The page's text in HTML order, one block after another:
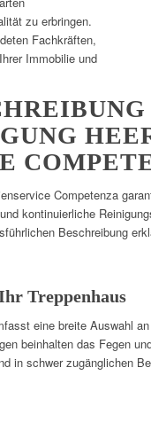
zu erbringen.
Fachkräften,
Immobilie und
Competenza
kontinuierliche
Beschreibung
Treppenhaus
eine breite Auswahl
beinhalten das Fegen
in schwer zugänglichen